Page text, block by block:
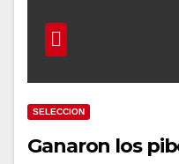
SELECCION
Ganaron los